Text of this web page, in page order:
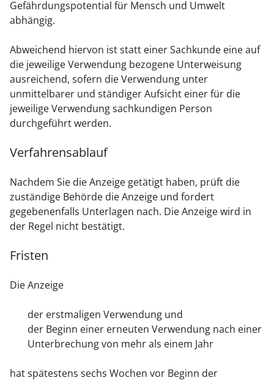
Gefährdungspotential für Mensch und Umwelt
abhängig.
Abweichend hiervon ist statt einer Sachkunde eine auf
die jeweilige Verwendung bezogene Unterweisung
ausreichend, sofern die Verwendung unter
unmittelbarer und ständiger Aufsicht einer für die
jeweilige Verwendung sachkundigen Person
durchgeführt werden.
Verfahrensablauf
Nachdem Sie die Anzeige getätigt haben, prüft die
zuständige Behörde die Anzeige und fordert
gegebenenfalls Unterlagen nach. Die Anzeige wird in
der Regel nicht bestätigt.
Fristen
Die Anzeige
der erstmaligen Verwendung und
der Beginn einer erneuten Verwendung nach einer
Unterbrechung von mehr als einem Jahr
hat spätestens sechs Wochen vor Beginn der